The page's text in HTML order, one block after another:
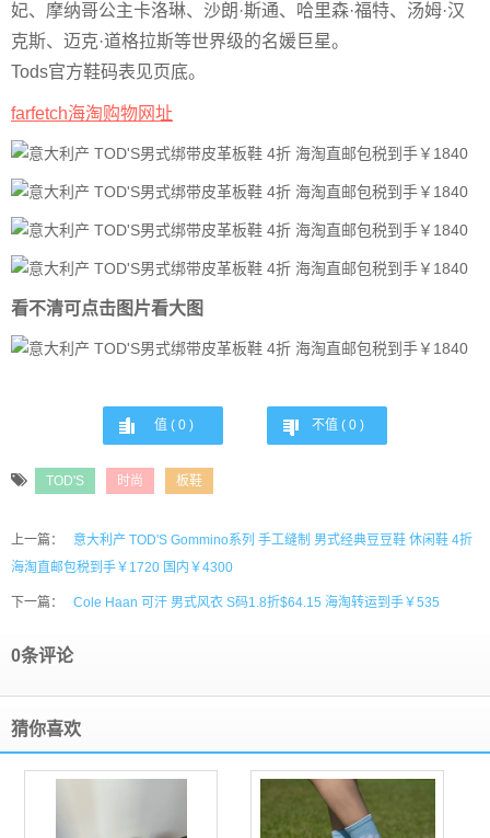
妃、摩纳哥公主卡洛琳、沙朗·斯通、哈里森·福特、汤姆·汉
克斯、迈克·道格拉斯等世界级的名媛巨星。
Tods官方鞋码表见页底。
farfetch海淘购物网址
看不清可点击图片看大图
值 ( 0 ) 不值 ( 0 )
TOD'S 时尚 板鞋
上一篇：
意大利产 TOD'S Gommino系列 手工缝制 男式经典豆豆鞋 休闲鞋 4折
海淘直邮包税到手￥1720 国内￥4300
下一篇： Cole Haan 可汗 男式风衣 S码1.8折$64.15 海淘转运到手￥535
0条评论
猜你喜欢